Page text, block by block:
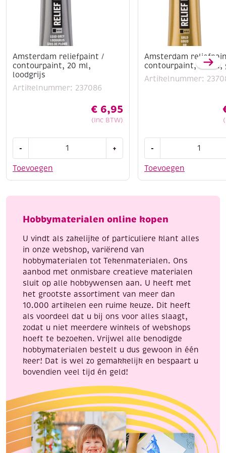
Amsterdam reliefpaint /
contourpaint, 20 ml,
loodgrijs
Artikelnummer: 237086
€ 6,95
(Inc BTW)
Toevoegen
-
/
ml,
aantal
+
Amsterdam
contourpaint, 20 ml,
Artikelnummer:
Toevoegen
-
/
ml,
aantal
Hobbymaterialen online kopen
U vindt als zakelijke of particuliere klant alles
in onze webshop, variërend van
hobbymaterialen tot Tekenmaterialen. Ons
aanbod met onmisbare creatieve materialen
sluit op alle hobbywensen aan. U heeft met
het grootste assortiment van meer dan
10.000 artikelen een ruime keuze. Dit heeft
als voordeel dat u bij ons voor alles slaagt,
zodat u niet meerdere winkels of webshops
hoeft te bezoeken. Vrijwel alle benodigde
hobbymaterialen bestelt u dus gewoon in één
keer! Dat is wel zo gemakkelijk en bespaart u
bovendien veel tijd én geld!